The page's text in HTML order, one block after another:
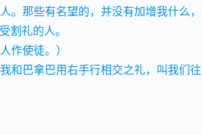
。那些有名望的，并没有加增我什么，
割礼的人。
作使徒。）
和巴拿巴用右手行相交之礼，叫我们往